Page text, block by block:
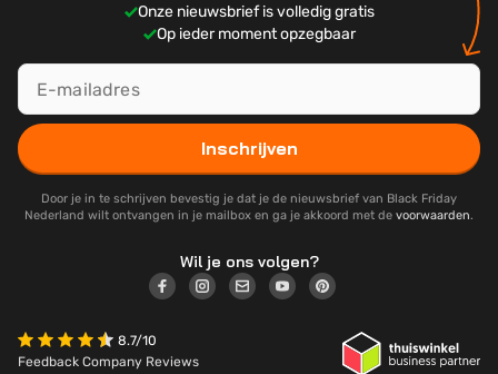
Onze nieuwsbrief is volledig gratis
Op ieder moment opzegbaar
Inschrijven
Door je in te schrijven bevestig je dat je de nieuwsbrief van Black Friday
Nederland wilt ontvangen in je mailbox en ga je akkoord met de voorwaarden.
Wil je ons volgen?
8.7/10
Feedback Company Reviews